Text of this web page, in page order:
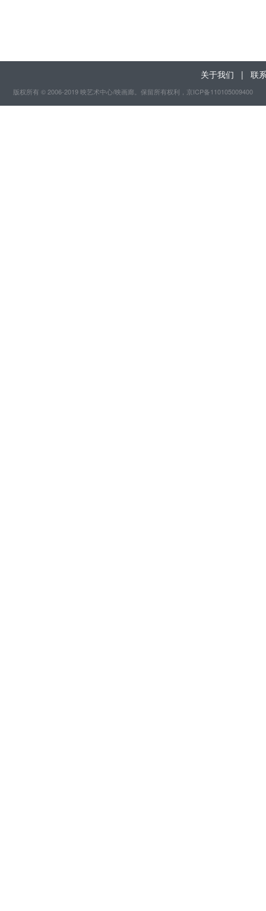
关于我们 | 联
版权所有 © 2006-2019 映艺术中心/映画廊。保留所有权利 ，京ICP备110105009400